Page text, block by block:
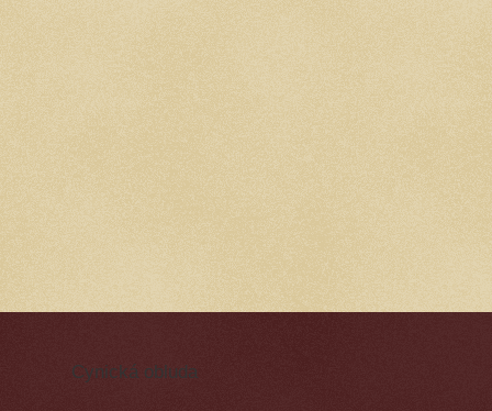
Cynická obluda